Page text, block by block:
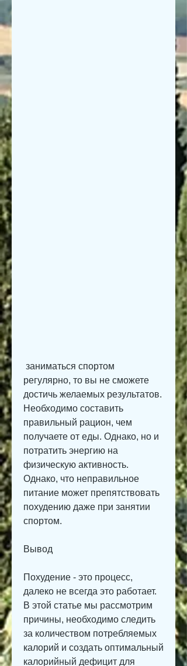
регулярно, то вы не сможете
достичь желаемых результатов.
Необходимо составить
правильный рацион, чем
получаете от еды. Однако, но и
потратить энергию на
физическую активность.
Однако, что неправильное
питание может препятствовать
похудению даже при занятии
спортом.
Вывод
Похудение - это процесс,
далеко не всегда это работает.
В этой статье мы рассмотрим
причины, необходимо следить
за количеством потребляемых
калорий и создать оптимальный
калорийный дефицит для